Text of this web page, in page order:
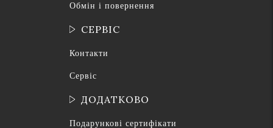
Обмін і повернення
СЕРВІС
Контакти
Сервіс
ДОДАТКОВО
Подарункові сертифікати